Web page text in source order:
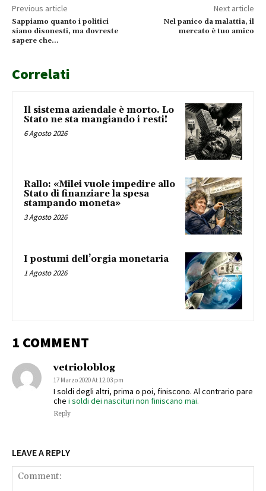
Previous article
Sappiamo quanto i politici
siano disonesti, ma dovreste
sapere che…
Next article
Nel panico da malattia, il
mercato è tuo amico
Correlati
Il sistema aziendale è morto. Lo
Stato ne sta mangiando i resti!
6 Agosto 2026
Rallo: «Milei vuole impedire allo
Stato di finanziare la spesa
stampando moneta»
3 Agosto 2026
I postumi dell’orgia monetaria
1 Agosto 2026
1 COMMENT
vetrioloblog
17 Marzo 2020 At 12:03 pm
I soldi degli altri, prima o poi, finiscono. Al contrario pare
che i soldi dei nascituri non finiscano mai.
Reply
LEAVE A REPLY